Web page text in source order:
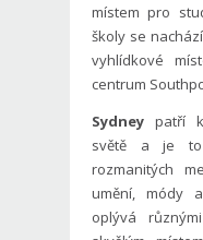
místem pro
školy se
vyhlídkové
centrum
Sydney patří
světě a je to
rozmanitých
umění, módy
oplývá